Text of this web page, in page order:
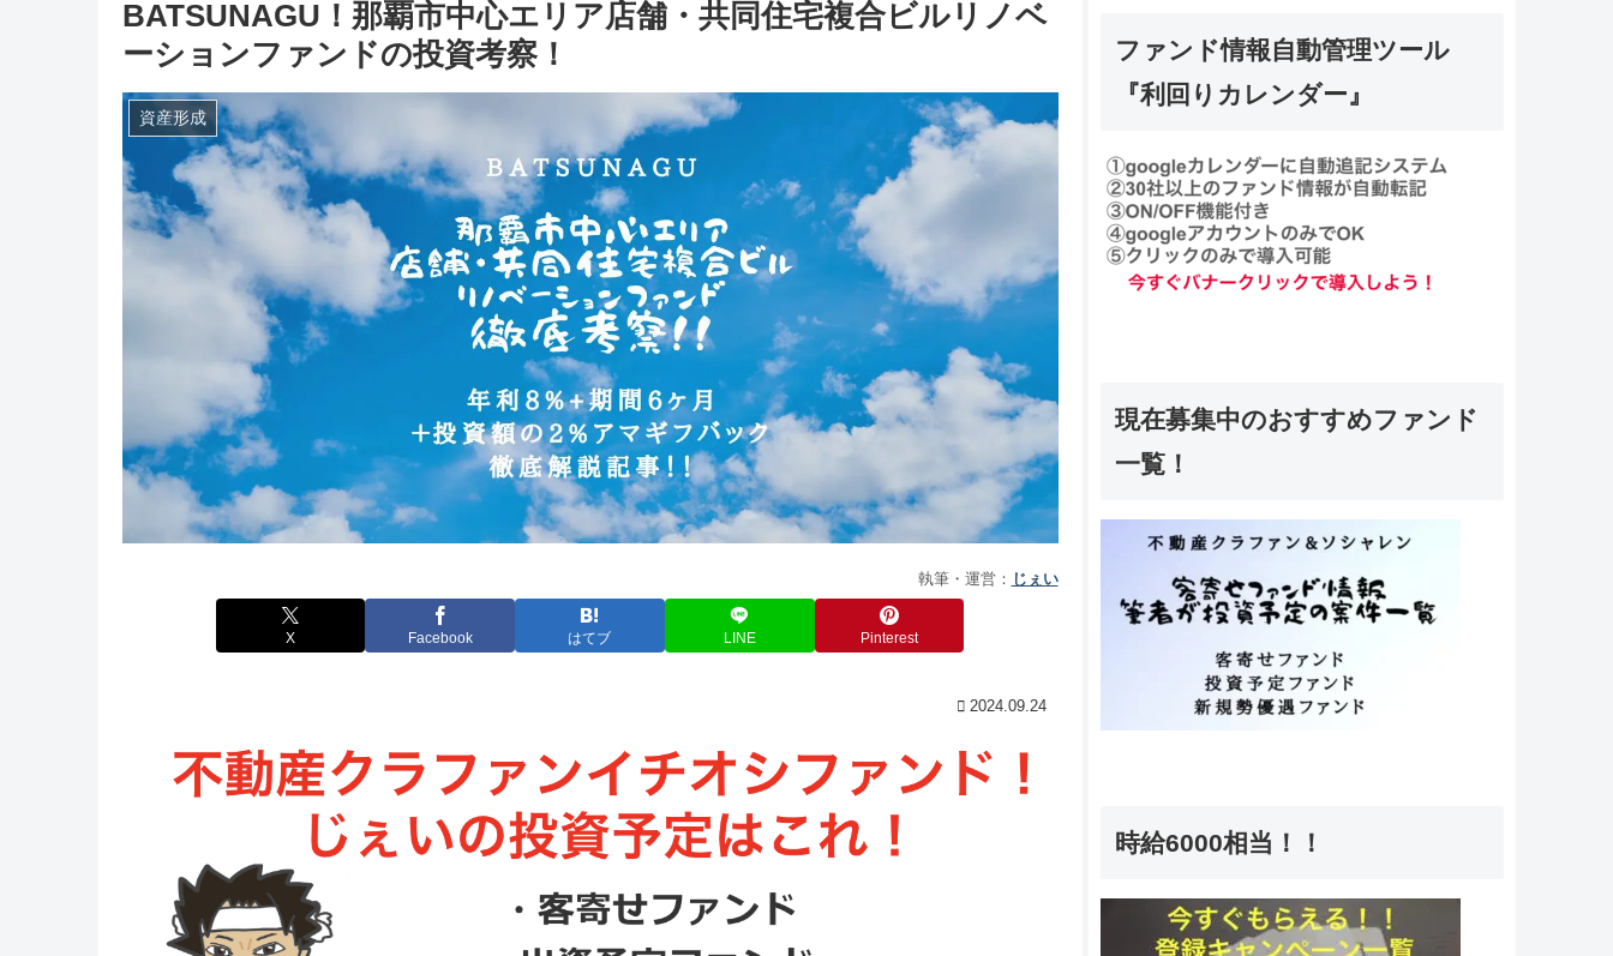
BATSUNAGU！那覇市中心エリア店舗・共同住宅複合ビルリノベ
ーションファンドの投資考察！
資産形成
執筆・運営： じぇい
X Facebook はてブ LINE Pinterest
2024.09.24
ファンド情報自動管理ツール
『利回りカレンダー』
現在募集中のおすすめファンド
一覧！
時給6000相当！！